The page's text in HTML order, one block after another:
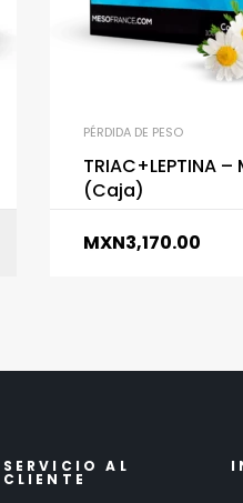
AÑADIR AL
PÉRDIDA DE PESO
TRIAC+LEPTINA
(Caja)
MXN3,170.00
SERVICIO AL
CLIENTE